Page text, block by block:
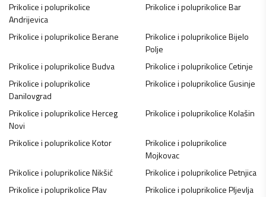
Prikolice i poluprikolice
Andrijevica
Prikolice i poluprikoliceBar
Prikolice i poluprikoliceBerane Prikolice i poluprikoliceBijelo
Polje
Prikolice i poluprikoliceBudva Prikolice i poluprikoliceCetinje
Prikolice i poluprikolice
Danilovgrad
Prikolice i poluprikoliceGusinje
Prikolice i poluprikoliceHerceg
Novi
Prikolice i poluprikoliceKolašin
Prikolice i poluprikoliceKotor
Prikolice i poluprikolice
Mojkovac
Prikolice i poluprikoliceNikšić Prikolice i poluprikolicePetnjica
Prikolice i poluprikolicePlav Prikolice i poluprikolicePljevlja